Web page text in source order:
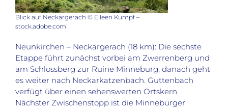
Blick auf Neckargerach © Eileen Kumpf –
stock.adobe.com
Neunkirchen – Neckargerach (18 km): Die sechste
Etappe führt zunächst vorbei am Zwerrenberg und
am Schlossberg zur Ruine Minneburg, danach geht
es weiter nach Neckarkatzenbach. Guttenbach
verfügt über einen sehenswerten Ortskern.
Nächster Zwischenstopp ist die Minneburger